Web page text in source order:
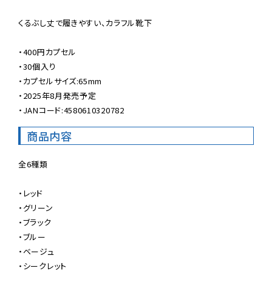
くるぶし丈で履きやすい、カラフル靴下
・400円カプセル
・30個入り
・カプセルサイズ:65mm
・2025年8月発売予定
・JANコード:4580610320782
商品内容
全6種類
・レッド
・グリーン
・ブラック
・ブルー
・ベージュ
・シークレット